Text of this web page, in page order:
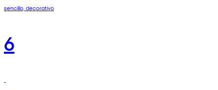
sencillo, decorativo
6